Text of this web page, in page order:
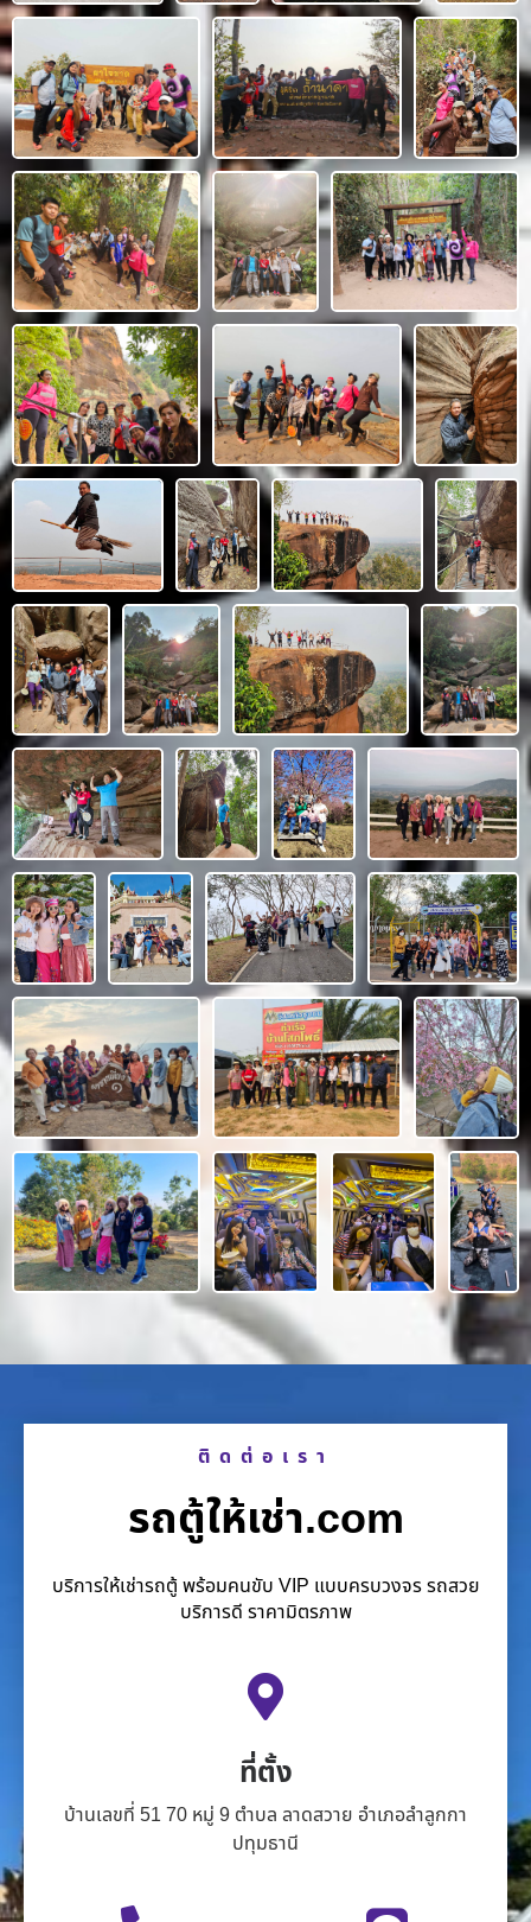
ติดต่อเรา
รถตู้ให้เช่า.com
บริการให้เช่ารถตู้ พร้อมคนขับ VIP แบบครบวงจร รถสวย
บริการดี ราคามิตรภาพ
ที่ตั้ง
บ้านเลขที่ 51 70 หมู่ 9 ตำบล ลาดสวาย อำเภอลำลูกกา
ปทุมธานี